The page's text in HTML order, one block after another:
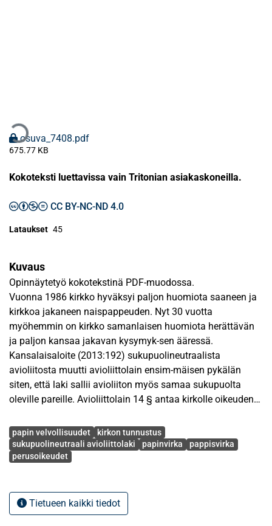
osuva_7408.pdf
675.77 KB
Kokoteksti luettavissa vain Tritonian asiakaskoneilla.
CC BY-NC-ND 4.0
Lataukset 45
Kuvaus
Opinnäytetyö kokotekstinä PDF-muodossa.
Vuonna 1986 kirkko hyväksyi paljon huomiota saaneen ja
kirkkoa jakaneen naispappeuden. Nyt 30 vuotta
myöhemmin on kirkko samanlaisen huomiota herättävän
ja paljon kansaa jakavan kysymyk-sen ääressä.
Kansalaisaloite (2013:192) sukupuolineutraalista
avioliitosta muutti avioliittolain ensim-mäisen pykälän
siten, että laki sallii avioliiton myös samaa sukupuolta
oleville pareille. Avioliittolain 14 § antaa kirkolle oikeuden
kuuluu papin vel-vollisuuksiin. Hämmennystä on
aiheuttanut se, koskeeko avioliittolain muutos myös
kirkkoa. Tämän tutkimuksen tarkoituksena on selvittää,
sekä mitä mahdollisia seuraamuksia seuraa papille, joka
toimii vastoin kirkon avioliittonäkemystä. Lisäksi
Avainsanat
papin velvollisuudet
kirkon tunnustus
sukupuolineutraali avioliittolaki
papinvirka
pappisvirka
perusoikeudet
Tietueen kaikki tiedot